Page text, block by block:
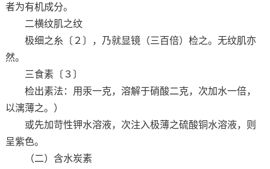
者为有机成分。
二横纹肌之纹
极细之糸〔２〕，乃就显镜（三百倍）检之。无纹肌亦
然。
三食素〔３〕
检出素法：用汞一克，溶解于硝酸二克，次加水一倍，
以漓薄之。）
或先加苛性钾水溶液，次注入极薄之硫酸铜水溶液，则
呈紫色。
（二）含水炭素